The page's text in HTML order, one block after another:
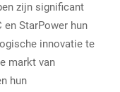
zijn significant
en StarPower hun
innovatie te
markt van
hun